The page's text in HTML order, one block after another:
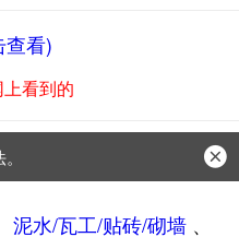
查看)
看到的
泥水/瓦工/贴砖/砌墙 、